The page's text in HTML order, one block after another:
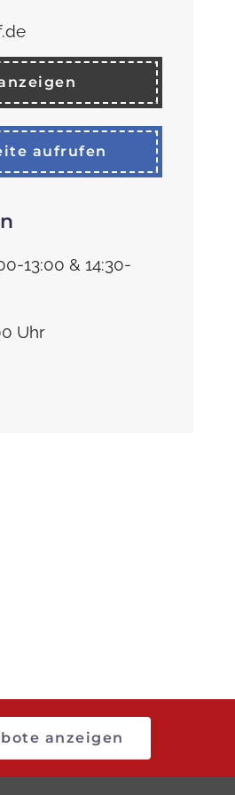
aufrufen
13:00 & 14:30-
Uhr
anzeigen